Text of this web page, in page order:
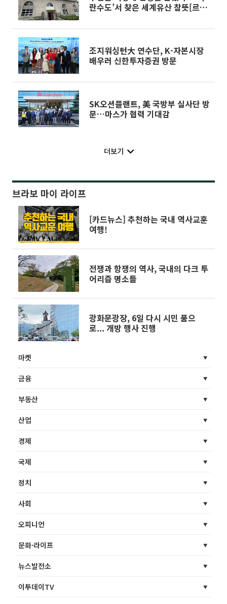
란수도’서 찾은 세계유산 참뜻[르
조지워싱턴大 연수단, K-자본시장
배우러 신한투자증권 방문
SK오션플랜트, 美 국방부 실사단 방
문…마스가 협력 기대감
더보기
브라보 마이 라이프
[카드뉴스] 추천하는 국내 역사교훈
여행!
전쟁과 항쟁의 역사, 국내의 다크 투
어리즘 명소들
광화문광장, 6일 다시 시민 품으
로... 개방 행사 진행
마켓
금융
부동산
산업
경제
국제
정치
사회
오피니언
문화·라이프
뉴스발전소
이투데이TV